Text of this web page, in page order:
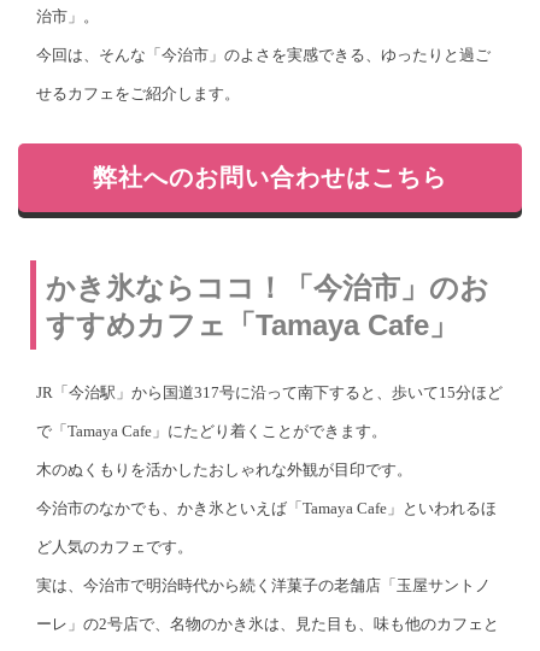
治市」。
今回は、そんな「今治市」のよさを実感できる、ゆったりと過ご
せるカフェをご紹介します。
弊社へのお問い合わせはこちら
かき氷ならココ！「今治市」のお
すすめカフェ「Tamaya Cafe」
JR「今治駅」から国道317号に沿って南下すると、歩いて15分ほど
で「Tamaya Cafe」にたどり着くことができます。
木のぬくもりを活かしたおしゃれな外観が目印です。
今治市のなかでも、かき氷といえば「Tamaya Cafe」といわれるほ
ど人気のカフェです。
実は、今治市で明治時代から続く洋菓子の老舗店「玉屋サントノ
ーレ」の2号店で、名物のかき氷は、見た目も、味も他のカフェと